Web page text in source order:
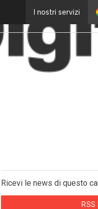
I nostri servizi
Ricevi le news di questo
RSS